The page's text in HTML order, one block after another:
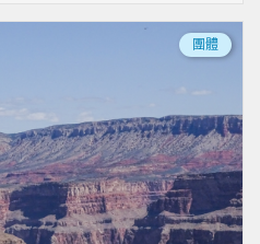
團體